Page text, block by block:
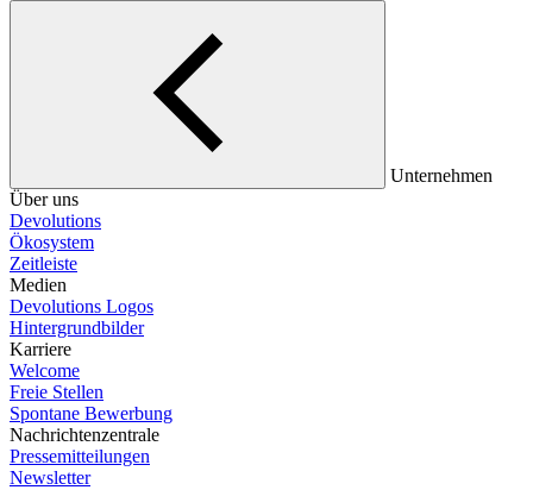
Unternehmen
Über uns
Devolutions
Ökosystem
Zeitleiste
Medien
Devolutions Logos
Hintergrundbilder
Karriere
Welcome
Freie Stellen
Spontane Bewerbung
Nachrichtenzentrale
Pressemitteilungen
Newsletter